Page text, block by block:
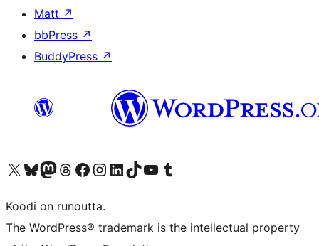
Matt ↗
bbPress ↗
BuddyPress ↗
Visit our X (formerly Twitter) account
Visit our Bluesky account
Visit our Mastodon account
Visit our Threads account
Visit our Facebook page
Visit our Instagram account
Visit our LinkedIn account
Visit our TikTok account
Näytä YouTube-kanava
Visit our Tumblr account
Koodi on runoutta.
The WordPress® trademark is the intellectual property